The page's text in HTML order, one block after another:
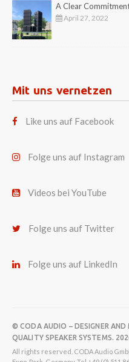
A Clear
April 27, 2022
Mit uns vernetzen
Like uns auf Facebook
Folge uns auf Instagram
Videos bei YouTube
Folge uns auf Twitter
Folge uns auf LinkedIn
© CODA AUDIO – DESIGNER AND
QUALITY SPEAKER SYSTEMS.
All rights reserved. CODA Audio